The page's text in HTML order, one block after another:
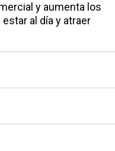
y aumenta los
al día y atraer